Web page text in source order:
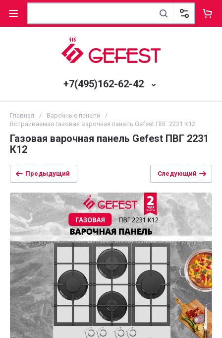
+7(495)162-62-42
Главная / Варочные панели
/
Встраиваемая газовая варочная панель Gefest ПВГ 2231 К12
Газовая варочная панель Gefest ПВГ 2231
К12
Предыдущий Следующий